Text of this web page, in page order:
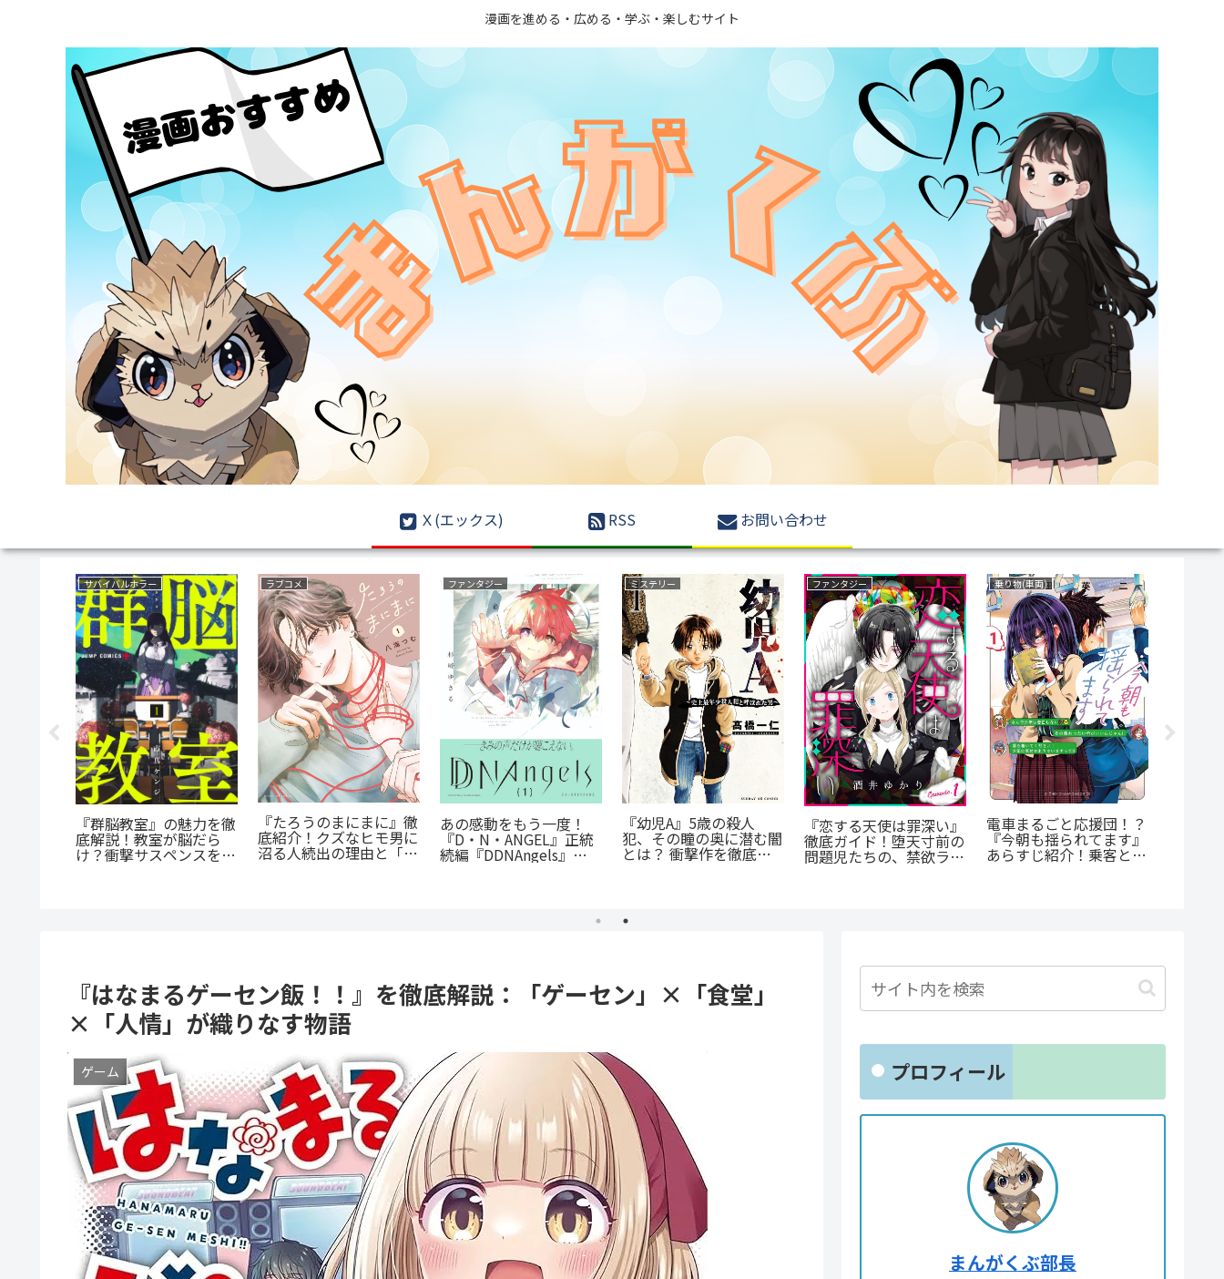
漫画を進める・広める・学ぶ・楽しむサイト
Ｘ(エックス) RSS お問い合わせ
サバイバルホラー
『群脳教室』の魅力を徹
底解説！教室が脳だら
け？衝撃サスペンスを今
ラブコメ
『たろうのまにまに』徹
底紹介！クズなヒモ男に
沼る人続出の理由と「ま
にまに」の意味とは？
ファンタジー
あの感動をもう一度！
『D・N・ANGEL』正統
続編『DDNAngels』の
魅力と謎に迫る完全ガイ
ミステリー
『幼児A』5歳の殺人
犯、その瞳の奥に潜む闇
とは？ 衝撃作を徹底解
ファンタジー
『恋する天使は罪深い』
徹底ガイド！堕天寸前の
問題児たちの、禁欲ラブ
コメが罪深すぎる
乗り物(車両)
電車まるごと応援団！？
『今朝も揺られてます』
あらすじ紹介！乗客と見
『はなまるゲーセン飯！！』を徹底解説：「ゲーセン」×「食堂」
×「人情」が織りなす物語
ゲーム プロフィール
まんがくぶ部長